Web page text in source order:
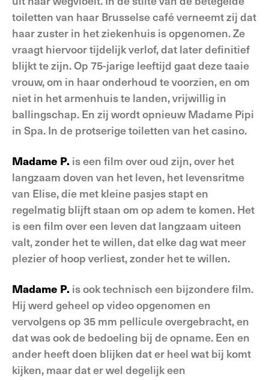
toiletten van haar Brusselse café verneemt zij dat
haar zuster in het ziekenhuis is opgenomen. Ze
vraagt hiervoor tijdelijk verlof, dat later definitief
blijkt te zijn. Op 75-jarige leeftijd gaat deze taaie
vrouw, om in haar onderhoud te voorzien, en om
niet in het armenhuis te landen, vrijwillig in
ballingschap. En zij wordt opnieuw Madame Pipi
in Spa. In de protserige toiletten van het casino.
Madame P. is een film over oud zijn, over het
langzaam doven van het leven, het levensritme
van Elise, die met kleine pasjes stapt en
regelmatig blijft staan om op adem te komen. Het
is een film over een leven dat langzaam uiteen
valt, zonder het te willen, dat elke dag wat meer
plezier of hoop verliest, zonder het te willen.
Madame P. is ook technisch een bijzondere film.
Hij werd geheel op video opgenomen en
vervolgens op 35 mm pellicule overgebracht, en
dat was ook de bedoeling bij de opname. Een en
ander heeft doen blijken dat er heel wat bij komt
kijken, maar dat er wel degelijk een